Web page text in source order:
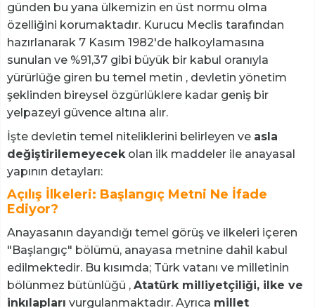
günden bu yana ülkemizin en üst normu olma
özelliğini korumaktadır. Kurucu Meclis tarafından
hazırlanarak 7 Kasım 1982'de halkoylamasına
sunulan ve %91,37 gibi büyük bir kabul oranıyla
yürürlüğe giren bu temel metin , devletin yönetim
şeklinden bireysel özgürlüklere kadar geniş bir
yelpazeyi güvence altına alır.
İşte devletin temel niteliklerini belirleyen ve asla
değiştirilemeyecekolan ilk maddeler ile anayasal
yapının detayları:
Açılış İlkeleri: Başlangıç Metni Ne İfade
Ediyor?
Anayasanın dayandığı temel görüş ve ilkeleri içeren
"Başlangıç" bölümü, anayasa metnine dahil kabul
edilmektedir. Bu kısımda; Türk vatanı ve milletinin
bölünmez bütünlüğü , Atatürk milliyetçiliği, ilke ve
inkılapları vurgulanmaktadır. Ayrıca millet